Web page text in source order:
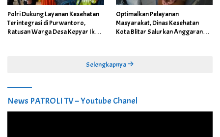
Polri Dukung Layanan Kesehatan
Terintegrasi di Purwantoro,
Ratusan Warga Desa Kepyar Ikuti
Optimalkan Pelayanan
Masyarakat, Dinas Kesehatan
Kota Blitar Salurkan Anggaran
Selengkapnya
News PATROLI TV – Youtube Chanel